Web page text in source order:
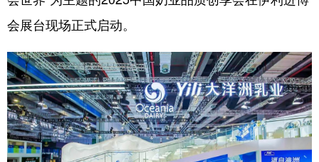
食品 人居
学术中国 乡村振兴 银龄 溯源中国
城市 旅游 能源 会展
彩票 娱乐 时尚 悦读
公益 一带一路 亚太网 上市公司
会展台现场正式启动。